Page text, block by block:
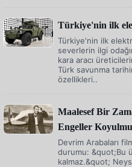
Türkiye'nin ilk
Türkiye'nin ilk
severlerin ilgi
kara aracı
Türk savunma
özellikleri..
Maalesef Bir
Engeller
Devrim Arabaları
durumu: &quot;Bu
kalmaz.&quot;